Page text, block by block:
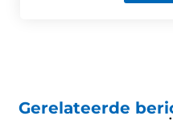
Gerelateerde